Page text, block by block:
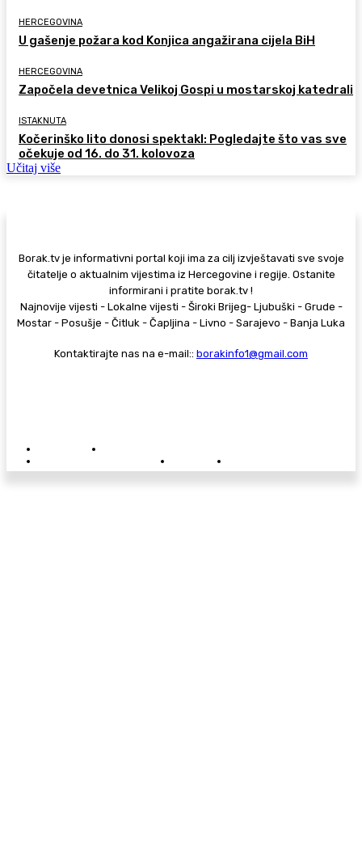
HERCEGOVINA
U gašenje požara kod Konjica angažirana cijela BiH
HERCEGOVINA
Započela devetnica Velikoj Gospi u mostarskoj katedrali
ISTAKNUTA
Kočerinško lito donosi spektakl: Pogledajte što vas sve
očekuje od 16. do 31. kolovoza
Učitaj više
Borak.tv je informativni portal koji ima za cilj izvještavati sve svoje
čitatelje o aktualnim vijestima iz Hercegovine i regije. Ostanite
informirani i pratite borak.tv !
Najnovije vijesti - Lokalne vijesti - Široki Brijeg- Ljubuški - Grude -
Mostar - Posušje - Čitluk - Čapljina - Livno - Sarajevo - Banja Luka
Kontaktirajte nas na e-mail:: borakinfo1@gmail.com